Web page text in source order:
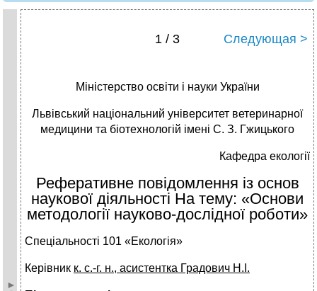
1 / 3 Следующая >
Міністерство освіти і науки України
Львівський національний університет ветеринарної
медицини та біотехнологій імені С. З. Гжицького
Кафедра екології
Реферативне повідомлення із основ
наукової діяльності На тему: «Основи
методології науково-дослідної роботи»
Спеціальності 101 «Екологія»
Керівник к. с.-г. н., асистентка Градович Н.І .